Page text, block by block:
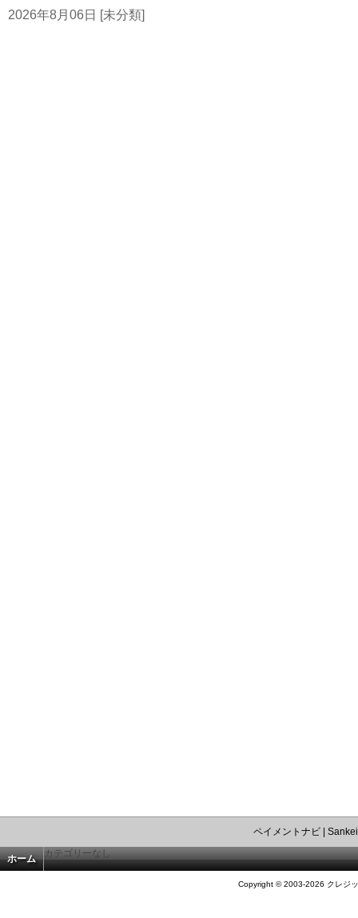
2026年8月06日 [未分類]
ペイメントナビ|
ホーム カテゴリーなし
Copyright © 2003-2026 クレジ